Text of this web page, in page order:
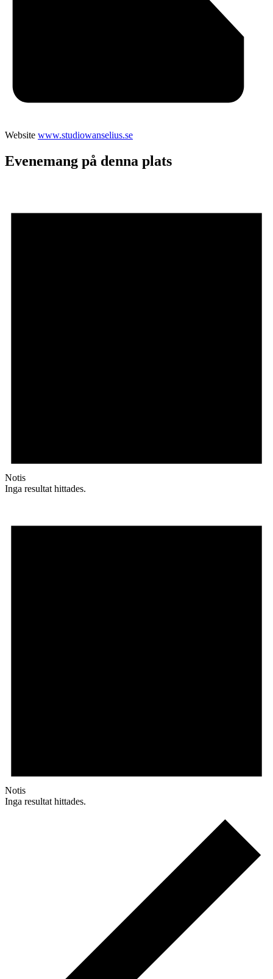
Website www.studiowanselius.se
Evenemang på denna plats
Notis
Inga resultat hittades.
Notis
Inga resultat hittades.